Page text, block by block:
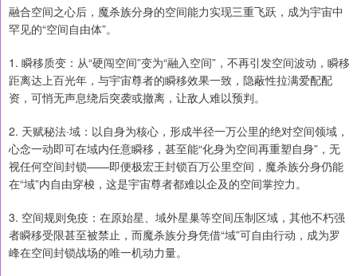
融合空间之心后，魔杀族分身的空间能力实现三重飞跃，成为宇宙中
罕见的“空间自由体”。
1. 瞬移质变：从“硬闯空间”变为“融入空间”，不再引发空间波动，瞬移
距离达上百光年，与宇宙尊者的瞬移效果一致，隐蔽性拉满爱配配
资，可悄无声息绕后突袭或撤离，让敌人难以预判。
2. 天赋秘法·域：以自身为核心，形成半径一万公里的绝对空间领域，
心念一动即可在域内任意瞬移，甚至能“化身为空间再重塑自身”，无
视任何空间封锁——即便极宏王封锁百万公里空间，魔杀族分身仍能
在“域”内自由穿梭，这是宇宙尊者都难以企及的空间掌控力。
3. 空间规则免疫：在原始星、域外星巢等空间压制区域，其他不朽强
者瞬移受限甚至被禁止，而魔杀族分身凭借“域”可自由行动，成为罗
峰在空间封锁战场的唯一机动力量。